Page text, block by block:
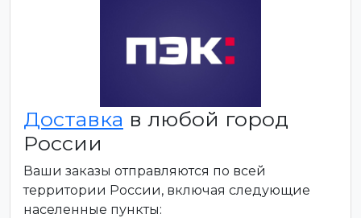
Доставка в любой город
России
Ваши заказы отправляются по всей
территории России, включая следующие
населенные пункты: